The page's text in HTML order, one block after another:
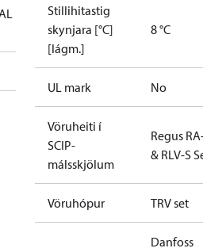
Stillihitastig
skynjara [°C]
[lágm.]
8 °C
UL mark No
Vöruheiti í
SCIP-
málsskjölum
Regus
& RLV-S
Vöruhópur TRV set
Danfoss